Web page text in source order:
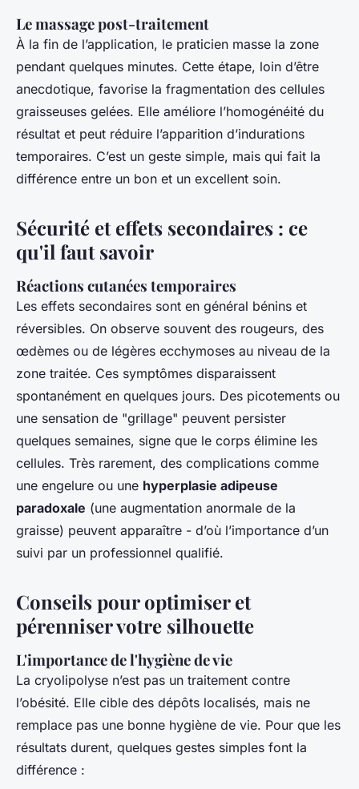
Le massage post-traitement
À la fin de l’application, le praticien masse la zone
pendant quelques minutes. Cette étape, loin d’être
anecdotique, favorise la fragmentation des cellules
graisseuses gelées. Elle améliore l’homogénéité du
résultat et peut réduire l’apparition d’indurations
temporaires. C’est un geste simple, mais qui fait la
différence entre un bon et un excellent soin.
Sécurité et effets secondaires : ce
qu'il faut savoir
Réactions cutanées temporaires
Les effets secondaires sont en général bénins et
réversibles. On observe souvent des rougeurs, des
œdèmes ou de légères ecchymoses au niveau de la
zone traitée. Ces symptômes disparaissent
spontanément en quelques jours. Des picotements ou
une sensation de "grillage" peuvent persister
quelques semaines, signe que le corps élimine les
cellules. Très rarement, des complications comme
une engelure ou une hyperplasie adipeuse
paradoxale (une augmentation anormale de la
graisse) peuvent apparaître - d’où l’importance d’un
suivi par un professionnel qualifié.
Conseils pour optimiser et
pérenniser votre silhouette
L'importance de l'hygiène de vie
La cryolipolyse n’est pas un traitement contre
l’obésité. Elle cible des dépôts localisés, mais ne
remplace pas une bonne hygiène de vie. Pour que les
résultats durent, quelques gestes simples font la
différence :